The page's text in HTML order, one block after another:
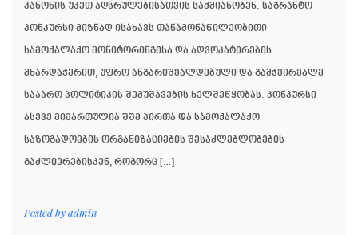
კანონის უკეთ აღსრულებისათვის საქმიანობენ. საგრანტო
კონკურსი მიზნად ისახავს თანამონაწილეობითი
სამოქალაქო მონიტორინგისა და ადვოკატირების
მხარდაჭერით, უფრო ანგარიშვალდებული და გამჭვირვალე
საჯარო პოლიტიკის შემუშავების ხელშეწყობას. კონკურსი
ასევე მიმართულია შშმ პირთა და სამოქალაქო
საზოგადოების ორგანიზაციების შესაძლებლობების
გაძლიერებისკენ, როგორც […]
Posted byadmin